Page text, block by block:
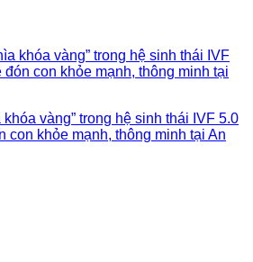
vàng” trong hệ sinh thái IVF 5.0
con khỏe mạnh, thông minh tại An